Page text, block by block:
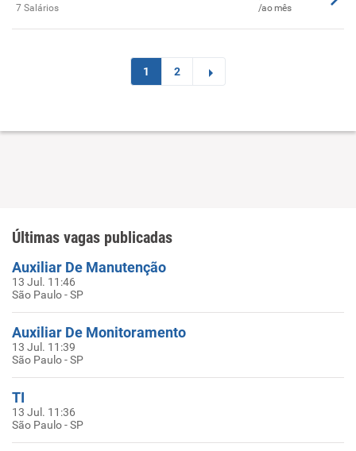
7 Salários /ao mês
1 2
Últimas vagas publicadas
Auxiliar De Manutenção
13 Jul. 11:46
São Paulo - SP
Auxiliar De Monitoramento
13 Jul. 11:39
São Paulo - SP
TI
13 Jul. 11:36
São Paulo - SP